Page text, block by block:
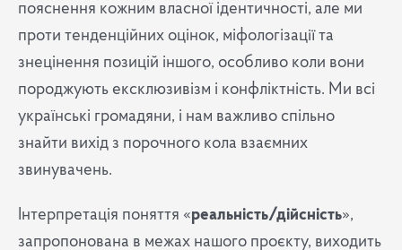
пояснення кожним власної ідентичності, але ми
проти тенденційних оцінок, міфологізації та
знецінення позицій іншого, особливо коли вони
породжують ексклюзивізм і конфліктність. Ми всі
українські громадяни, і нам важливо спільно
знайти вихід з порочного кола взаємних
звинувачень.
Інтерпретація поняття «реальність/дійсність»,
запропонована в межах нашого проєкту, виходить